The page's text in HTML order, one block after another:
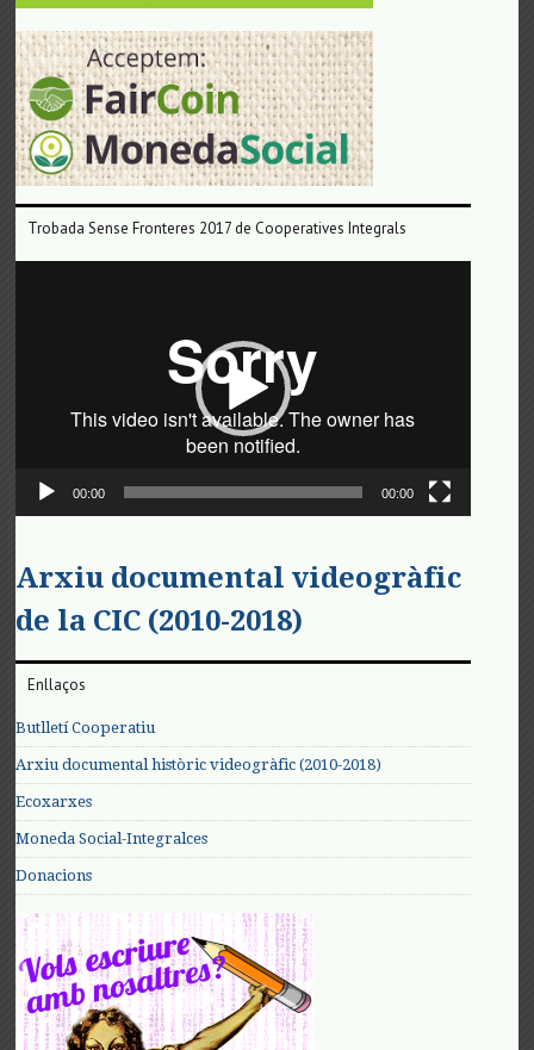
Trobada Sense Fronteres 2017 de Cooperatives Integrals
00:00 00:00
Arxiu documental videogràfic
de la CIC (2010-2018)
Enllaços
Butlletí Cooperatiu
Arxiu documental històric videogràfic (2010-2018)
Ecoxarxes
Moneda Social-Integralces
Donacions